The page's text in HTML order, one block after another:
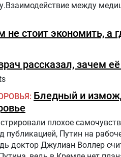
между
не стоит экономить, а
рассказал, зачем
Бледный и
плохое
публикацией, Путин на
Джулиан Воллер